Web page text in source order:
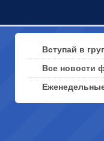
Вступай в
Все новости